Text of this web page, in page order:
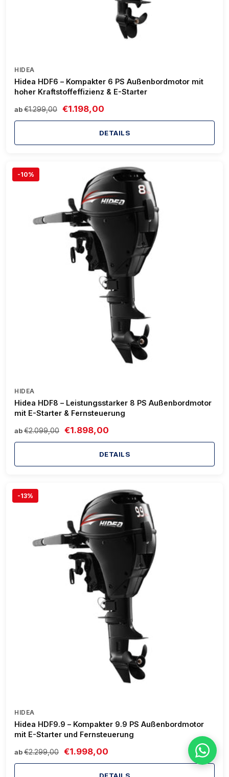
HIDEA
Hidea HDF6 – Kompakter 6 PS Außenbordmotor mit
hoher Kraftstoffeffizienz & E-Starter
ab €1.299,00 €1.198,00
DETAILS
-10%
HIDEA
Hidea HDF8 – Leistungsstarker 8 PS Außenbordmotor
mit E-Starter & Fernsteuerung
ab €2.099,00 €1.898,00
DETAILS
-13%
HIDEA
Hidea HDF9.9 – Kompakter 9.9 PS Außenbordmotor
mit E-Starter und Fernsteuerung
ab €2.299,00 €1.998,00
DETAILS